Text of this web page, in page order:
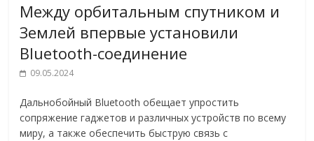
Между орбитальным спутником и
Землей впервые установили
Bluetooth-соединение
09.05.2024
Дальнобойный Bluetooth обещает упростить
сопряжение гаджетов и различных устройств по всему
миру, а также обеспечить быструю связь с